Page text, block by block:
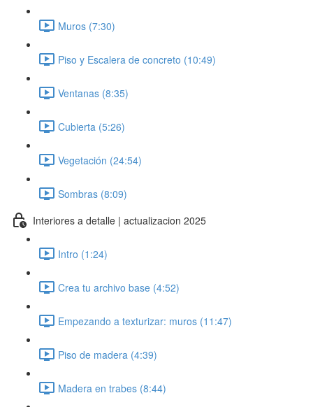
Muros (7:30)
Piso y Escalera de concreto (10:49)
Ventanas (8:35)
Cubierta (5:26)
Vegetación (24:54)
Sombras (8:09)
Interiores a detalle | actualizacion 2025
Intro (1:24)
Crea tu archivo base (4:52)
Empezando a texturizar: muros (11:47)
Piso de madera (4:39)
Madera en trabes (8:44)